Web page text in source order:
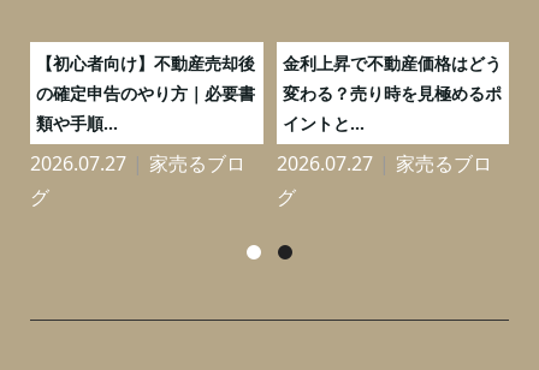
【初心者向け】不動産売却後
の確定申告のやり方｜必要書
類や手順...
2026.07.27
家売るブロ
グ
金利上昇で不動産価格はどう
変わる？売り時を見極めるポ
イントと...
2026.07.27
家売るブロ
グ